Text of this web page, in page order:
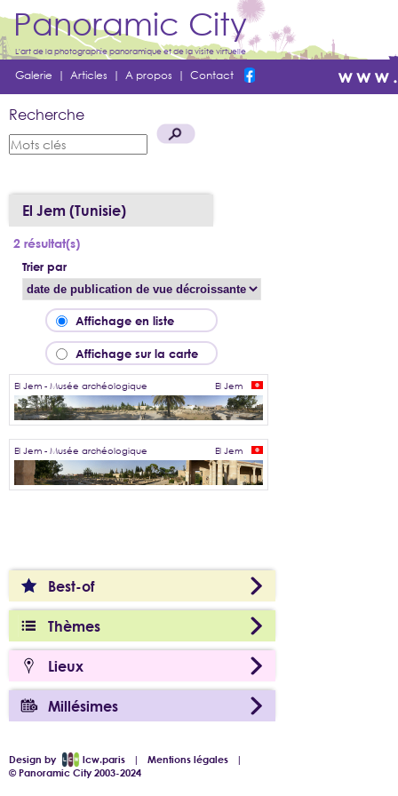
Panoramic City
L'art de la photographie panoramique et de la visite virtuelle
Galerie | Articles | A propos | Contact
Recherche
Best-of
Thèmes
Lieux
Millésimes
El Jem (Tunisie)
2 résultat(s)
Trier par
Affichage en liste
Affichage sur la carte
El Jem - Musée archéologique El Jem
El Jem - Musée archéologique El Jem
Design by lcw.paris |Mentions légales |
© Panoramic City 2003-2024